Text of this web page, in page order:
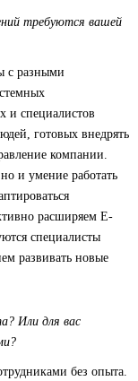
требуются вашей
с разными
и специалистов
готовых внедрять
компании.
и умение работать
расширяем E-
специалисты
развивать новые
Или для вас
без опыта.